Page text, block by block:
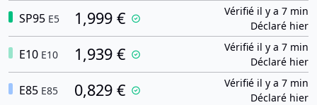
SP95 E5 1,999 €
Vérifié il y a 7 min
Déclaré hier
E10 E10 1,939 €
Vérifié il y a 7 min
Déclaré hier
E85 E85 0,829 €
Vérifié il y a 7 min
Déclaré hier